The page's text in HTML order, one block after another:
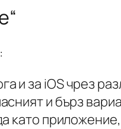
и за iOS чрез
и бърз
като